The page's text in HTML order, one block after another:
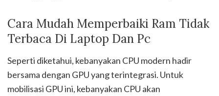
Cara Mudah Memperbaiki Ram Tidak
Terbaca Di Laptop Dan Pc
Seperti diketahui, kebanyakan CPU modern hadir
bersama dengan GPU yang terintegrasi. Untuk
mobilisasi GPU ini, kebanyakan CPU akan